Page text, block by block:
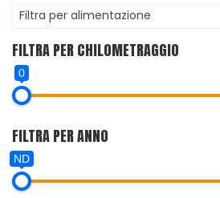
Filtra per alimentazione
FILTRA PER CHILOMETRAGGIO
0
FILTRA PER ANNO
ND